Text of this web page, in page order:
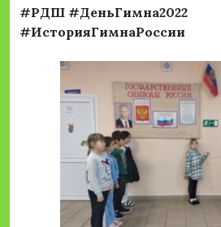
#РДШ #ДеньГимна2022
#ИсторияГимнаРоссии